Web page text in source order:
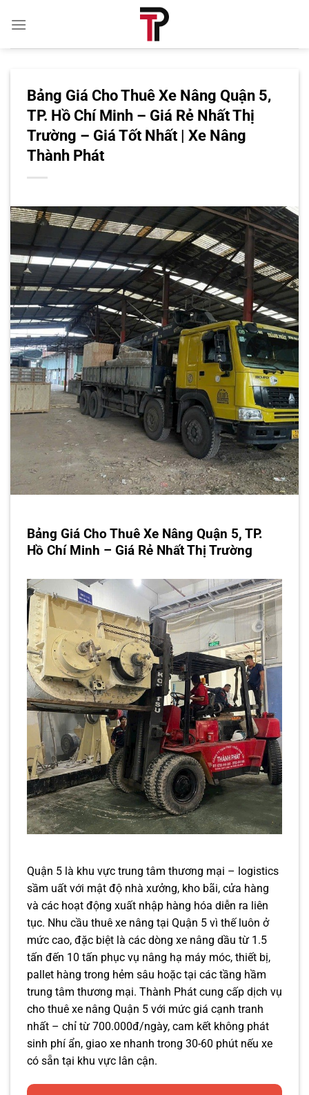
qua
Bảng Giá Cho Thuê Xe Nâng Quận 5,
TP. Hồ Chí Minh – Giá Rẻ Nhất Thị
Trường – Giá Tốt Nhất | Xe Nâng
Thành Phát
Bảng Giá Cho Thuê Xe Nâng Quận 5, TP.
Hồ Chí Minh – Giá Rẻ Nhất Thị Trường
Quận 5 là khu vực trung tâm thương mại – logistics
sầm uất với mật độ nhà xưởng, kho bãi, cửa hàng
và các hoạt động xuất nhập hàng hóa diễn ra liên
tục. Nhu cầu thuê xe nâng tại Quận 5 vì thế luôn ở
mức cao, đặc biệt là các dòng xe nâng dầu từ 1.5
tấn đến 10 tấn phục vụ nâng hạ máy móc, thiết bị,
pallet hàng trong hẻm sâu hoặc tại các tầng hầm
trung tâm thương mại. Thành Phát cung cấp dịch vụ
cho thuê xe nâng Quận 5 với mức giá cạnh tranh
nhất – chỉ từ 700.000đ/ngày, cam kết không phát
sinh phí ẩn, giao xe nhanh trong 30-60 phút nếu xe
có sẵn tại khu vực lân cận.